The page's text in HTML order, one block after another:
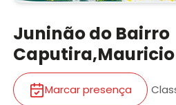
Juninão do Bairro
Marcar presença